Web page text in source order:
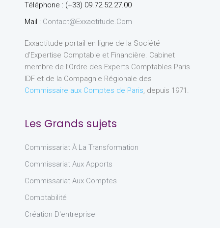
Téléphone : (+33) 09.72.52.27.00
Mail : Contact@exxactitude.com
Exxactitude portail en ligne de la Société
d’Expertise Comptable et Financière. Cabinet
membre de l’Ordre des Experts Comptables Paris
IDF et de la Compagnie Régionale des
Commissaire aux Comptes de Paris, depuis 1971.
Les Grands sujets
Commissariat À La Transformation
Commissariat Aux Apports
Commissariat Aux Comptes
Comptabilité
Création D'entreprise